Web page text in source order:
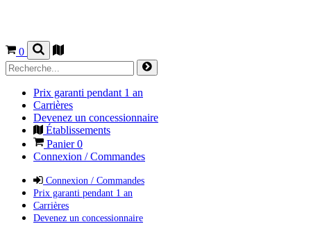
0
Prix garanti pendant 1 an
Carrières
Devenez un concessionnaire
Établissements
Panier0
Connexion / Commandes
Connexion / Commandes
Prix garanti pendant 1 an
Carrières
Devenez un concessionnaire